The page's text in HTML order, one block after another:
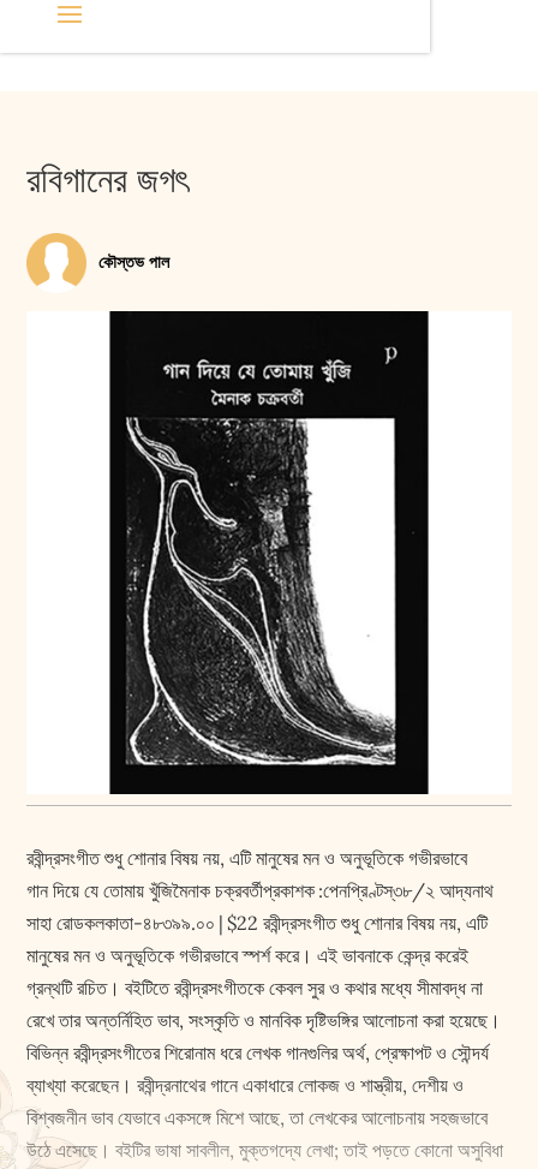
রবিগানের জগৎ
কৌস্তভ পাল
রবীন্দ্রসংগীত শুধু শোনার বিষয় নয়, এটি মানুষের মন ও অনুভূতিকে গভীরভাবে
গান দিয়ে যে তোমায় খুঁজিমৈনাক চক্রবর্তীপ্রকাশক :পেনপ্রিণ্টস্৩৮/২ আদ্যনাথ
সাহা রোডকলকাতা-৪৮৩৯৯.০০ | $22 রবীন্দ্রসংগীত শুধু শোনার বিষয় নয়, এটি
মানুষের মন ও অনুভূতিকে গভীরভাবে স্পর্শ করে। এই ভাবনাকে কেন্দ্র করেই
গ্রন্থটি রচিত। বইটিতে রবীন্দ্রসংগীতকে কেবল সুর ও কথার মধ্যে সীমাবদ্ধ না
রেখে তার অন্তর্নিহিত ভাব, সংস্কৃতি ও মানবিক দৃষ্টিভঙ্গির আলোচনা করা হয়েছে।
বিভিন্ন রবীন্দ্রসংগীতের শিরোনাম ধরে লেখক গানগুলির অর্থ, প্রেক্ষাপট ও সৌন্দর্য
ব্যাখ্যা করেছেন। রবীন্দ্রনাথের গানে একাধারে লোকজ ও শাস্ত্রীয়, দেশীয় ও
বিশ্বজনীন ভাব যেভাবে একসঙ্গে মিশে আছে, তা লেখকের আলোচনায় সহজভাবে
উঠে এসেছে। বইটির ভাষা সাবলীল, মুক্তগদ্যে লেখা; তাই পড়তে কোনো অসুবিধা